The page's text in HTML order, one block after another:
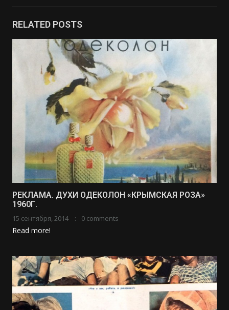
RELATED POSTS
РЕКЛАМА. ДУХИ ОДЕКОЛОН «КРЫМСКАЯ РОЗА»
1960Г.
15 сентября, 2014 0 comments
Read more!